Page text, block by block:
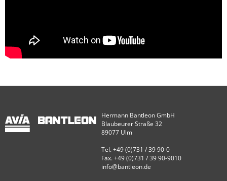
Hermann Bantleon GmbH
Blaubeurer Straße 32
89077 Ulm
Tel. +49 (0)731 / 39 90-0
Fax. +49 (0)731 / 39 90-9010
info@bantleon.de